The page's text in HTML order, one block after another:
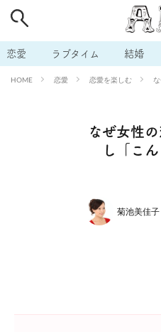
恋愛 ラブタイム 結婚
HOME 恋愛 恋愛を楽しむ
なぜ女性
し「こ
菊池美佳子
# 男の本
# 出会う方法 # マッチン